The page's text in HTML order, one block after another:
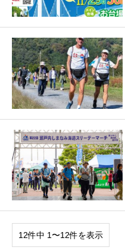
12件中 1〜12件を表示